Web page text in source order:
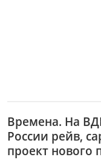
Времена. На
России рейв,
проект нового